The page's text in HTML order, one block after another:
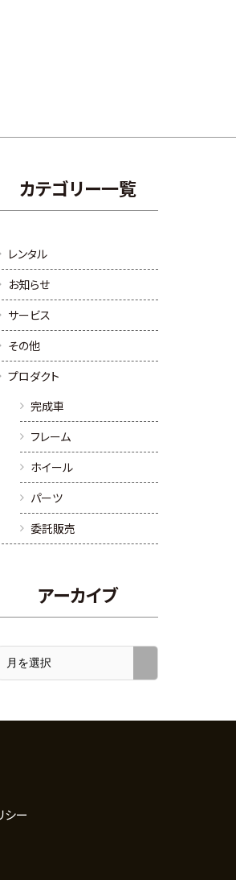
カテゴリー一覧
レンタル
お知らせ
サービス
その他
プロダクト
完成車
フレーム
ホイール
パーツ
委託販売
アーカイブ
シー